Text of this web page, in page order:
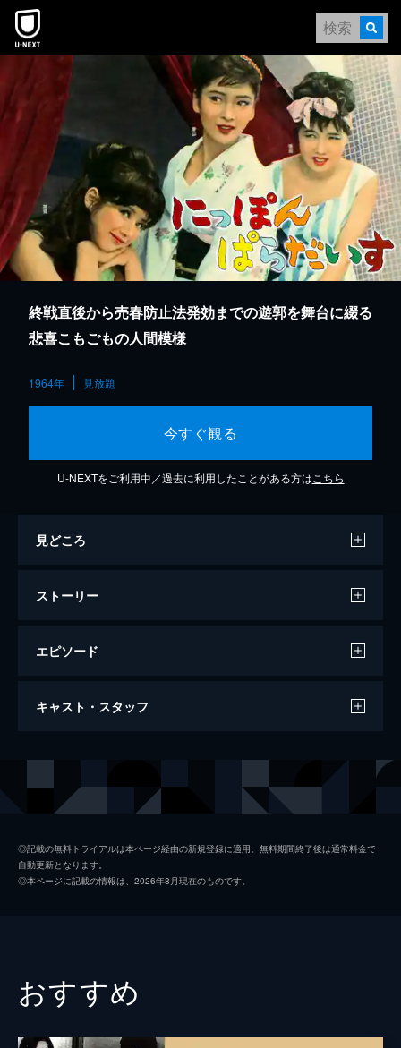
本文へスキップ
終戦直後から売春防止法発効までの遊郭を舞台に綴る
悲喜こもごもの人間模様
1964年 見放題
今すぐ観る
U-NEXTをご利用中／過去に利用したことがある方は こちら
見どころ
ストーリー
エピソード
にっぽんぱらだいす
キャスト・スタッフ
加賀まり子
監督
脚本 前田陽一
◎記載の無料トライアルは本ページ経由の新規登録に適用。無料期間終了後は通常料金で
自動更新となります。
◎本ページに記載の情報は、2026年8月現在のものです。
おすすめ